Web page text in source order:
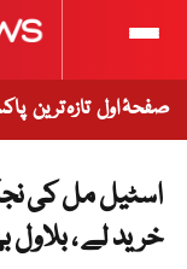
صفحۂ اول تازہ ترین
اسٹیل مل کی
خرید لے ، بلاول